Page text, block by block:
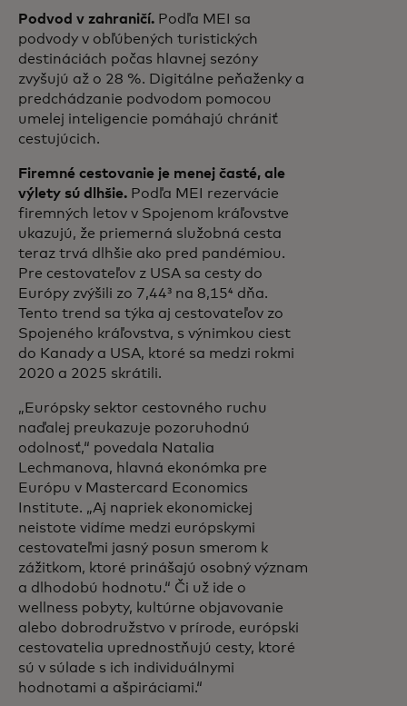
Podvod v zahraničí. Podľa MEI sa
podvody v obľúbených turistických
destináciách počas hlavnej sezóny
zvyšujú až o 28 %. Digitálne peňaženky a
predchádzanie podvodom pomocou
umelej inteligencie pomáhajú chrániť
cestujúcich.
Firemné cestovanie je menej časté, ale
výlety sú dlhšie. Podľa MEI rezervácie
firemných letov v Spojenom kráľovstve
ukazujú, že priemerná služobná cesta
teraz trvá dlhšie ako pred pandémiou.
Pre cestovateľov z USA sa cesty do
Európy zvýšili zo 7,44³ na 8,15⁴ dňa.
Tento trend sa týka aj cestovateľov zo
Spojeného kráľovstva, s výnimkou ciest
do Kanady a USA, ktoré sa medzi rokmi
2020 a 2025 skrátili.
„Európsky sektor cestovného ruchu
naďalej preukazuje pozoruhodnú
odolnosť,“ povedala Natalia
Lechmanova, hlavná ekonómka pre
Európu v Mastercard Economics
Institute. „Aj napriek ekonomickej
neistote vidíme medzi európskymi
cestovateľmi jasný posun smerom k
zážitkom, ktoré prinášajú osobný význam
a dlhodobú hodnotu.“ Či už ide o
wellness pobyty, kultúrne objavovanie
alebo dobrodružstvo v prírode, európski
cestovatelia uprednostňujú cesty, ktoré
sú v súlade s ich individuálnymi
hodnotami a ašpiráciami.“